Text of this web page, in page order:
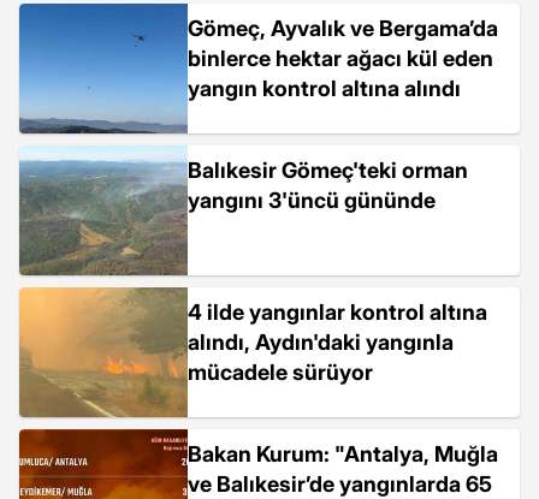
Gömeç, Ayvalık ve Bergama’da
binlerce hektar ağacı kül eden
yangın kontrol altına alındı
Balıkesir Gömeç'teki orman
yangını 3'üncü gününde
4 ilde yangınlar kontrol altına
alındı, Aydın'daki yangınla
mücadele sürüyor
Bakan Kurum: "Antalya, Muğla
ve Balıkesir’de yangınlarda 65